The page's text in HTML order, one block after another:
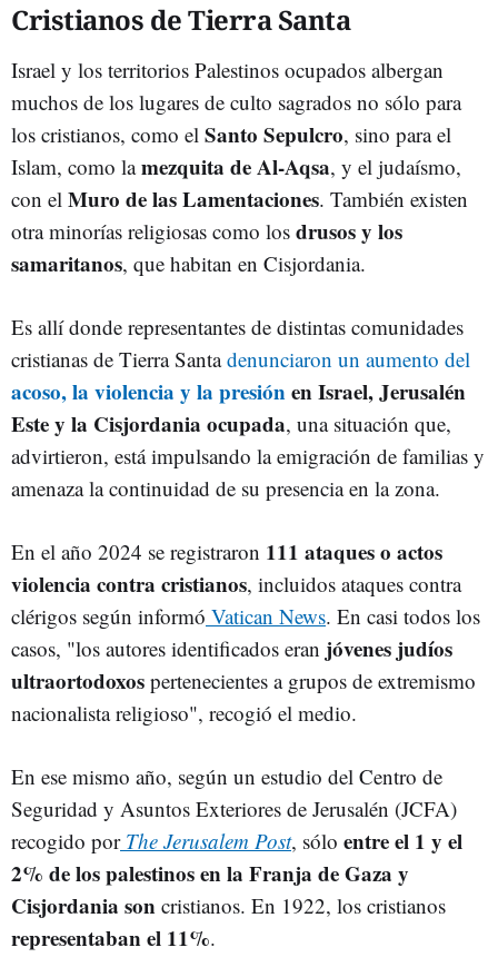
Cristianos de Tierra Santa
Israel y los territorios Palestinos ocupados albergan
muchos de los lugares de culto sagrados no sólo para
los cristianos, como el Santo Sepulcro, sino para el
Islam, como lamezquita de Al-Aqsa, y el judaísmo,
con el Muro de las Lamentaciones. También existen
otra minorías religiosas como los drusos y los
samaritanos, que habitan en Cisjordania.
Es allí donde representantes de distintas comunidades
cristianas de Tierra Santadenunciaron un aumento del
acoso, la violencia y la presiónen Israel, Jerusalén
Este y la Cisjordania ocupada, una situación que,
advirtieron, está impulsando la emigración de familias y
amenaza la continuidad de su presencia en la zona.
En el año 2024 se registraron 111 ataques o actos
violencia contra cristianos, incluidos ataques contra
clérigos según informó Vatican News. En casi todos los
casos, "los autores identificados eran jóvenes judíos
ultraortodoxos pertenecientes a grupos de extremismo
nacionalista religioso", recogió el medio.
En ese mismo año, según un estudio del Centro de
Seguridad y Asuntos Exteriores de Jerusalén (JCFA)
recogido por The Jerusalem Post, sólo entre el 1 y el
2% de los palestinos en la Franja de Gaza y
Cisjordania son cristianos. En 1922, los cristianos
representaban el 11%.